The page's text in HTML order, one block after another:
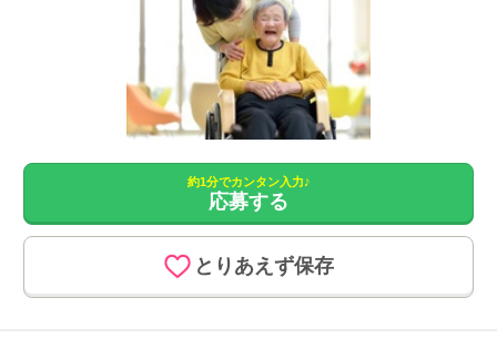
約1分でカンタン入力♪
応募する
とりあえず保存